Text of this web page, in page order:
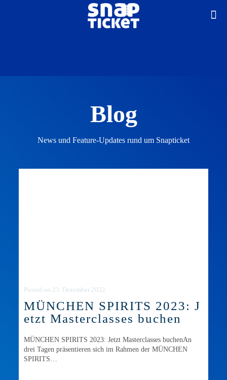
Blog
News und Feature-Updates rund um Snapticket
Posted on 23. Dezember 2022
MÜNCHEN SPIRITS 2023: J
etzt Masterclasses buchen
MÜNCHEN SPIRITS 2023: Jetzt Masterclasses buchenAn
drei Tagen präsentieren sich im Rahmen der MÜNCHEN
SPIRITS…